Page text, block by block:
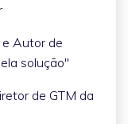
Autor de
solução"
de GTM da